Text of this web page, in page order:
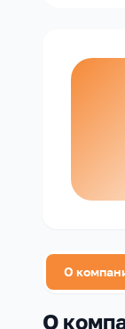
О
О